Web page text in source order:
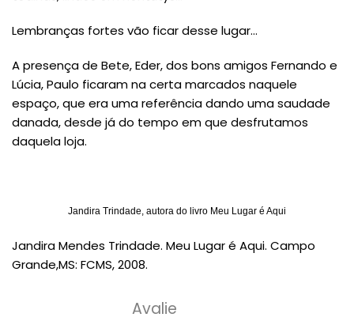
Lembranças fortes vão ficar desse lugar…
A presença de Bete, Eder, dos bons amigos Fernando e
Lúcia, Paulo ficaram na certa marcados naquele
espaço, que era uma referência dando uma saudade
danada, desde já do tempo em que desfrutamos
daquela loja.
Jandira Trindade, autora do livro Meu Lugar é Aqui
Jandira Mendes Trindade. Meu Lugar é Aqui. Campo
Grande,MS: FCMS, 2008.
Avalie